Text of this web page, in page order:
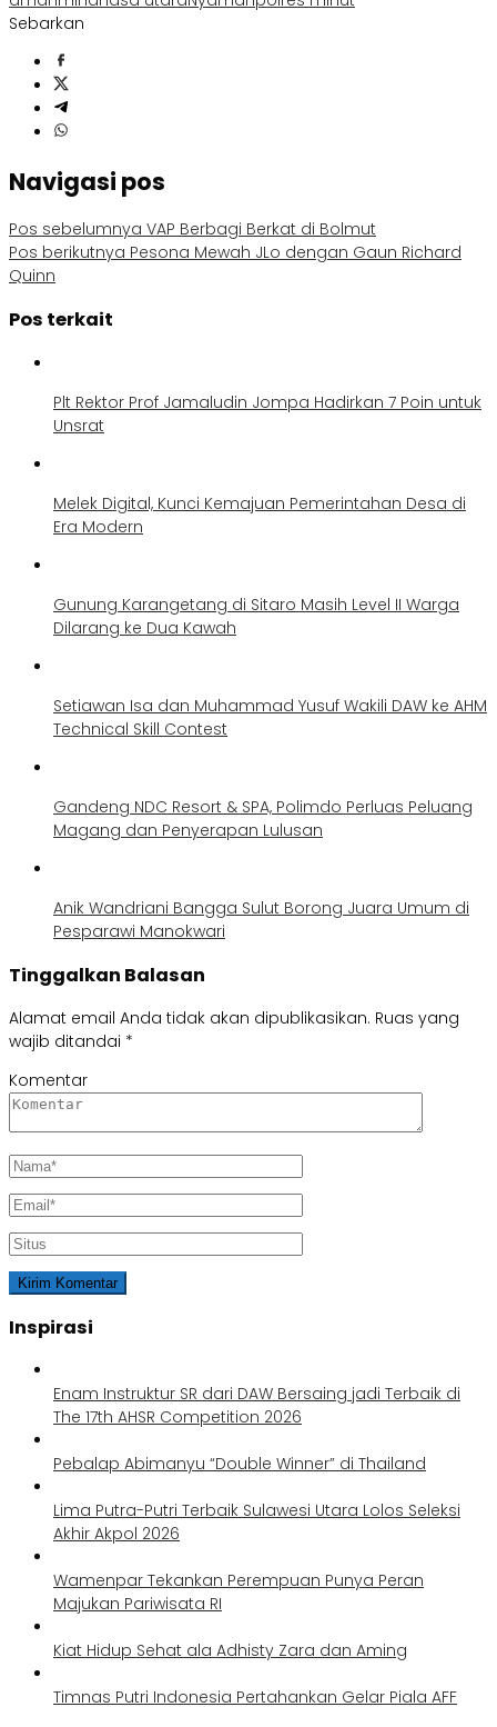
Sebarkan
Navigasi pos
Pos sebelumnya VAP Berbagi Berkat di Bolmut
Pos berikutnya Pesona Mewah JLo dengan Gaun Richard
Quinn
Pos terkait
Plt Rektor Prof Jamaludin Jompa Hadirkan 7 Poin untuk
Unsrat
Melek Digital, Kunci Kemajuan Pemerintahan Desa di
Era Modern
Gunung Karangetang di Sitaro Masih Level II Warga
Dilarang ke Dua Kawah
Setiawan Isa dan Muhammad Yusuf Wakili DAW ke AHM
Technical Skill Contest
Gandeng NDC Resort & SPA, Polimdo Perluas Peluang
Magang dan Penyerapan Lulusan
Anik Wandriani Bangga Sulut Borong Juara Umum di
Pesparawi Manokwari
Tinggalkan Balasan
Alamat email Anda tidak akan dipublikasikan. Ruas yang
wajib ditandai *
Komentar
Inspirasi
Enam Instruktur SR dari DAW Bersaing jadi Terbaik di
The 17th AHSR Competition 2026
Pebalap Abimanyu “Double Winner” di Thailand
Lima Putra-Putri Terbaik Sulawesi Utara Lolos Seleksi
Akhir Akpol 2026
Wamenpar Tekankan Perempuan Punya Peran
Majukan Pariwisata RI
Kiat Hidup Sehat ala Adhisty Zara dan Aming
Timnas Putri Indonesia Pertahankan Gelar Piala AFF